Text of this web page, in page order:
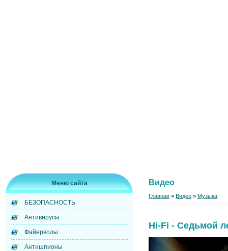
Меню сайта
БЕЗОПАСНОСТЬ
Антивирусы
Файерволы
Антишпионы
Видео
Главная » Видео » Музыка
Hi-Fi - Седьмой